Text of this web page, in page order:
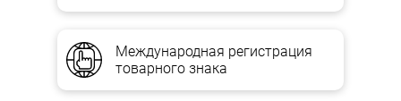
возвращается в натуральной форме без вознаграждения.
В случае возникновения споров относительно выплаты
Международная регистрация
товарного знака